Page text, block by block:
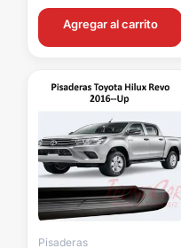
Agregar al carrito
Pisaderas